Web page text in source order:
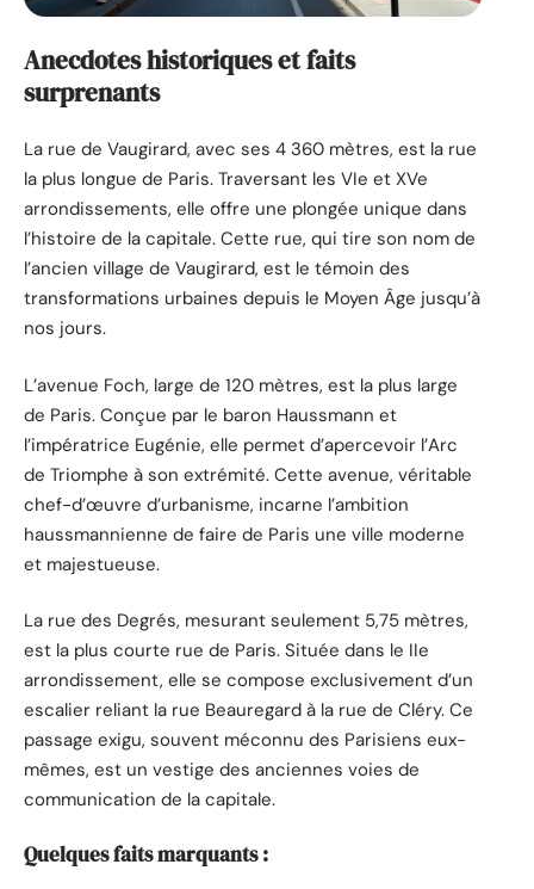
Anecdotes historiques et faits
surprenants
La rue de Vaugirard, avec ses 4 360 mètres, est la rue
la plus longue de Paris. Traversant les VIe et XVe
arrondissements, elle offre une plongée unique dans
l’histoire de la capitale. Cette rue, qui tire son nom de
l’ancien village de Vaugirard, est le témoin des
transformations urbaines depuis le Moyen Âge jusqu’à
nos jours.
L’avenue Foch, large de 120 mètres, est la plus large
de Paris. Conçue par le baron Haussmann et
l’impératrice Eugénie, elle permet d’apercevoir l’Arc
de Triomphe à son extrémité. Cette avenue, véritable
chef-d’œuvre d’urbanisme, incarne l’ambition
haussmannienne de faire de Paris une ville moderne
et majestueuse.
La rue des Degrés, mesurant seulement 5,75 mètres,
est la plus courte rue de Paris. Située dans le IIe
arrondissement, elle se compose exclusivement d’un
escalier reliant la rue Beauregard à la rue de Cléry. Ce
passage exigu, souvent méconnu des Parisiens eux-
mêmes, est un vestige des anciennes voies de
communication de la capitale.
Quelques faits marquants :